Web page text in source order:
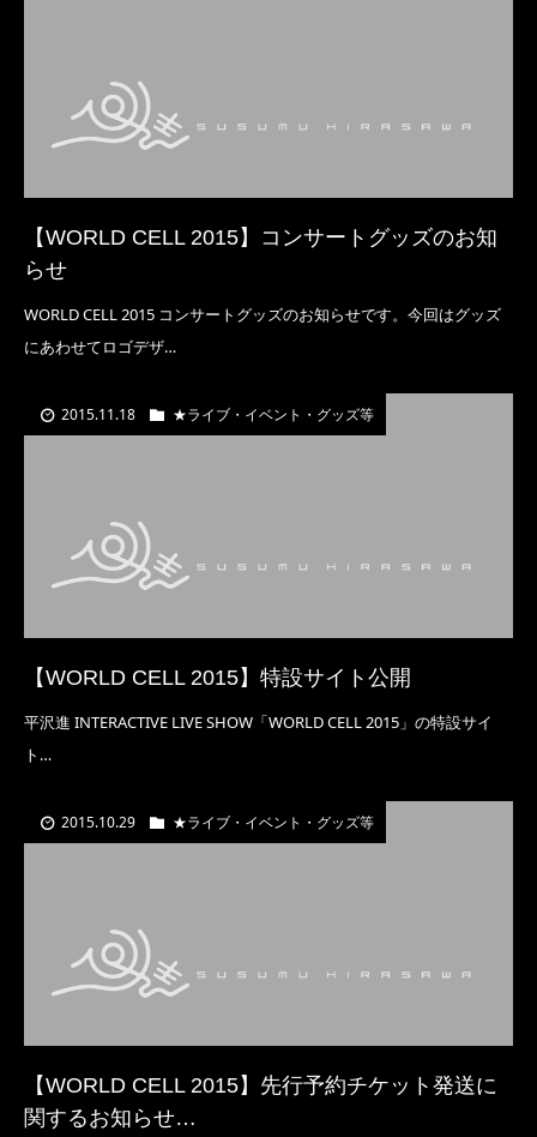
【WORLD CELL 2015】コンサートグッズのお知
らせ
WORLD CELL 2015 コンサートグッズのお知らせです。今回はグッズ
にあわせてロゴデザ…
2015.11.18 ★ライブ・イベント・グッズ等
【WORLD CELL 2015】特設サイト公開
平沢進 INTERACTIVE LIVE SHOW「WORLD CELL 2015」の特設サイ
ト…
2015.10.29 ★ライブ・イベント・グッズ等
【WORLD CELL 2015】先行予約チケット発送に
関するお知らせ…